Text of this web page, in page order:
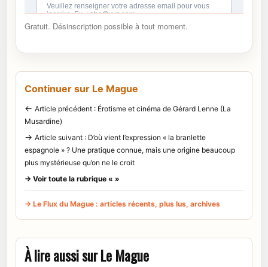
Gratuit. Désinscription possible à tout moment.
Continuer sur Le Mague
← Article précédent : Érotisme et cinéma de Gérard Lenne (La
Musardine)
→ Article suivant : D’où vient l’expression « la branlette
espagnole » ? Une pratique connue, mais une origine beaucoup
plus mystérieuse qu’on ne le croit
→ Voir toute la rubrique « »
→ Le Flux du Mague : articles récents, plus lus, archives
À lire aussi sur Le Mague